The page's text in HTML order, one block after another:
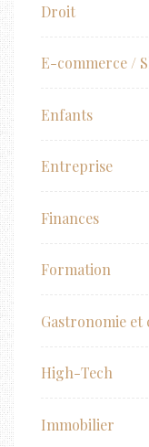
Droit
E-commerce /
Enfants
Entreprise
Finances
Formation
Gastronomie et
High-Tech
Immobilier